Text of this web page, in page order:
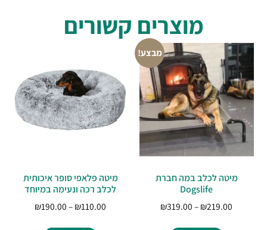
מוצרים קשורים
מבצע!
מיטה לכלב במה חברת
Dogslife
₪219.00
–
₪319.00
מיטה פלאפי סופר איכותית
לכלב רכה ונעימה במיוחד
₪110.00
–
₪190.00